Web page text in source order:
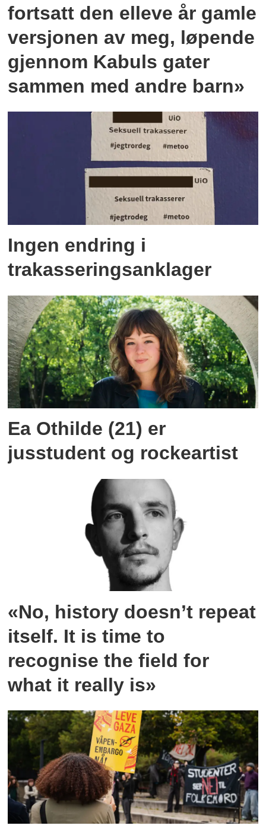
fortsatt den elleve år gamle
versjonen av meg, løpende
gjennom Kabuls gater
sammen med andre barn»
Ingen endring i
trakasseringsanklager
Ea Othilde (21) er
jusstudent og rockeartist
«No, history doesn’t repeat
itself. It is time to
recognise the field for
what it really is»